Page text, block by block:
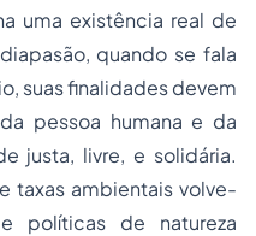
uma existência real de
quando se fala
suas finalidades devem
pessoa humana e da
justa, livre, e solidária.
taxas ambientais volve-
políticas de natureza